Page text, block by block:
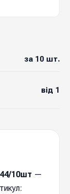
за 10 шт.
від 1
10шт —